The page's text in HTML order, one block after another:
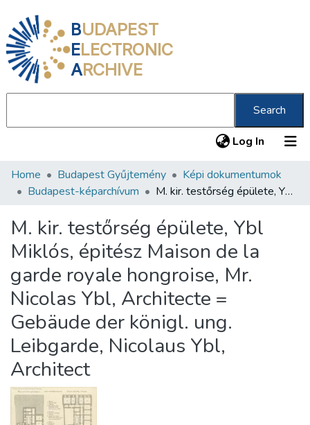
BUDAPEST
ELECTRONIC
ARCHIVE
Search
Log In (current)
Communities & Collections
Statistics
About us
Home Budapest Gyűjtemény
Képi dokumentumok
Budapest-képarchívum
M. kir. testőrség épülete, Ybl Miklós, épitész Maison de la garde royale hongroise, Mr. Nicolas Ybl, Architecte = Gebäude der königl. ung. Leibgarde, Nicolaus Ybl, Architect
M. kir. testőrség épülete, Ybl
Miklós, épitész Maison de la
garde royale hongroise, Mr.
Nicolas Ybl, Architecte =
Gebäude der königl. ung.
Leibgarde, Nicolaus Ybl,
Architect